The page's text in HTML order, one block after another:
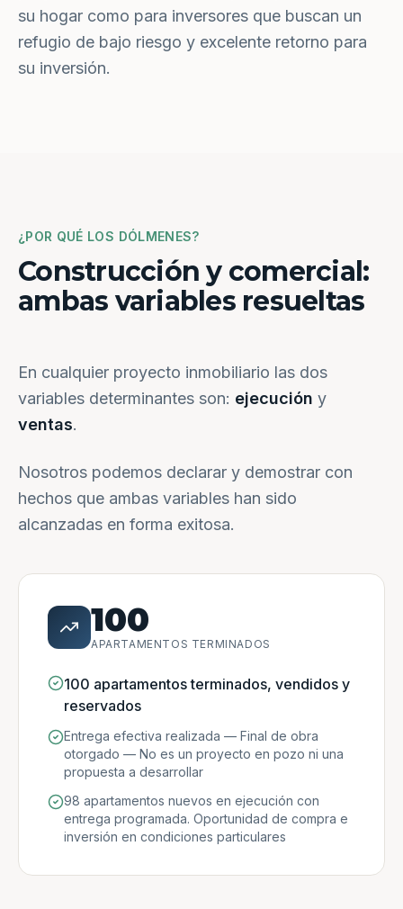
su hogar como para inversores que buscan un
refugio de bajo riesgo y excelente retorno para
su inversión.
¿POR QUÉ LOS DÓLMENES?
Construcción y comercial:
ambas variables resueltas
En cualquier proyecto inmobiliario las dos
variables determinantes son: ejecución y
ventas.
Nosotros podemos declarar y demostrar con
hechos que ambas variables han sido
alcanzadas en forma exitosa.
100
APARTAMENTOS TERMINADOS
100 apartamentos terminados, vendidos y
reservados
Entrega efectiva realizada — Final de obra
otorgado — No es un proyecto en pozo ni una
propuesta a desarrollar
98 apartamentos nuevos en ejecución con
entrega programada. Oportunidad de compra e
inversión en condiciones particulares